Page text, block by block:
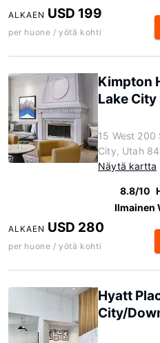
ALKAEN USD 199
per huone / yötä kohti
Kimpton
Lake City
15 West 200
City, Utah
Näytä kartta
8.8/10
Ilmainen
ALKAEN USD 280
per huone / yötä kohti
Hyatt
City/